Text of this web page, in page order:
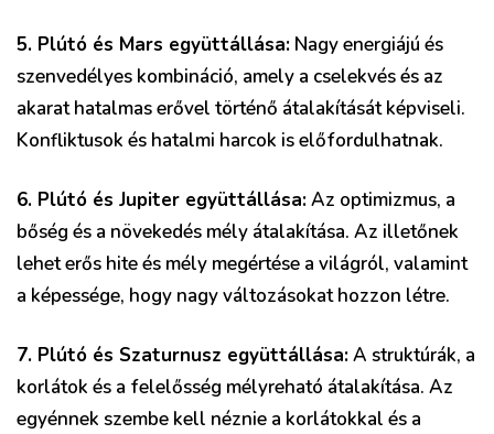
5. Plútó és Mars együttállása: Nagy energiájú és
szenvedélyes kombináció, amely a cselekvés és az
akarat hatalmas erővel történő átalakítását képviseli.
Konfliktusok és hatalmi harcok is előfordulhatnak.
6. Plútó és Jupiter együttállása:Az optimizmus, a
bőség és a növekedés mély átalakítása. Az illetőnek
lehet erős hite és mély megértése a világról, valamint
a képessége, hogy nagy változásokat hozzon létre.
7. Plútó és Szaturnusz együttállása:A struktúrák, a
korlátok és a felelősség mélyreható átalakítása. Az
egyénnek szembe kell néznie a korlátokkal és a